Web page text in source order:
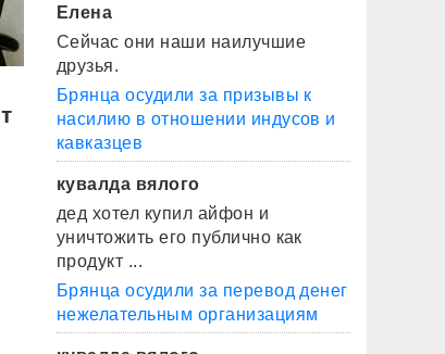
Елена
Сейчас они наши наилучшие
друзья.
Брянца осудили за призывы к
насилию в отношении индусов и
кавказцев
кувалда вялого
дед хотел купил айфон и
уничтожить его публично как
продукт ...
Брянца осудили за перевод денег
нежелательным организациям